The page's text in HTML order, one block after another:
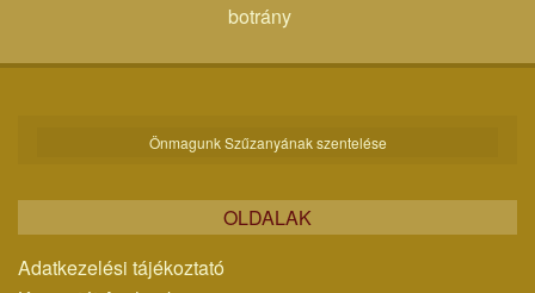
botrány
Önmagunk Szűzanyának szentelése
OLDALAK
Adatkezelési tájékoztató